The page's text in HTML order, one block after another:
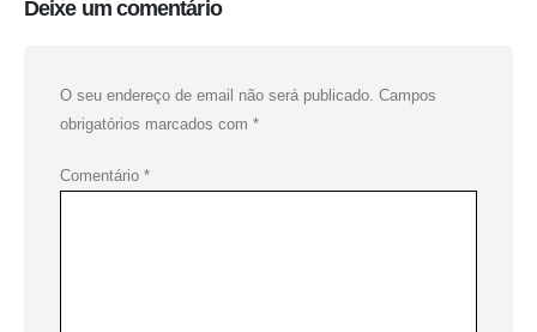
Deixe um comentário
O seu endereço de email não será publicado. Campos
obrigatórios marcados com *
Comentário *